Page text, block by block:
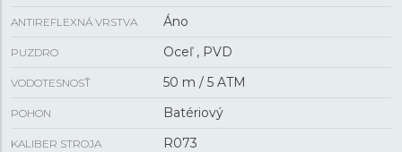
ANTIREFLEXNÁ VRSTVA Áno
PUZDRO Oceľ , PVD
VODOTESNOSŤ 50 m / 5 ATM
POHON Batériový
KALIBER STROJA R073